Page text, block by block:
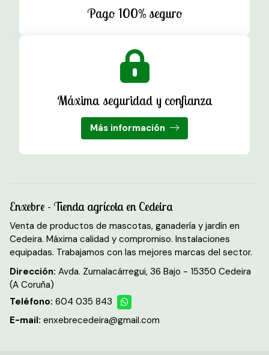
Pago 100% seguro
Máxima seguridad y confianza
Más información
Enxebre - Tienda agrícola en Cedeira
Venta de productos de mascotas, ganadería y jardín en
Cedeira. Máxima calidad y compromiso. Instalaciones
equipadas. Trabajamos con las mejores marcas del sector.
Dirección: Avda. Zumalacárregui, 36 Bajo - 15350 Cedeira
(A Coruña)
Teléfono: 604 035 843
E-mail: enxebrecedeira@gmail.com